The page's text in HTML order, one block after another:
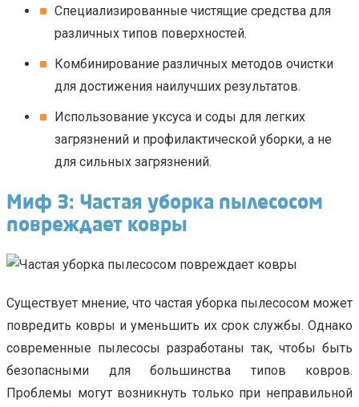
Специализированные чистящие средства для
различных типов поверхностей.
Комбинирование различных методов очистки
для достижения наилучших результатов.
Использование уксуса и соды для легких
загрязнений и профилактической уборки, а не
для сильных загрязнений.
Миф 3: Частая уборка пылесосом
повреждает ковры
Существует мнение, что частая уборка пылесосом может
повредить ковры и уменьшить их срок службы. Однако
современные пылесосы разработаны так, чтобы быть
безопасными для большинства типов ковров.
Проблемы могут возникнуть только при неправильной